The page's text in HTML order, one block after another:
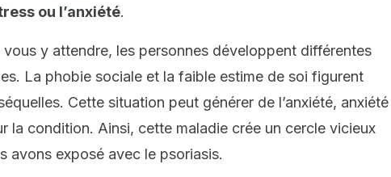
ou l’anxiété.
y attendre, les personnes développent différentes
La phobie sociale et la faible estime de soi figurent
Cette situation peut générer de l’anxiété, anxiété
la condition. Ainsi, cette maladie crée un cercle vicieux
avons exposé avec le psoriasis.